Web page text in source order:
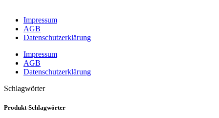
Impressum
AGB
Datenschutzerklärung
Impressum
AGB
Datenschutzerklärung
Schlagwörter
Produkt-Schlagwörter